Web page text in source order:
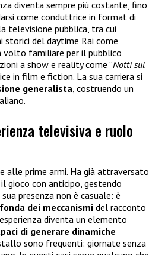
diventa sempre più costante, fino
come conduttrice in format di
televisione pubblica, tra cui
storici del daytime Rai come
volto familiare per il pubblico
a show e reality come “Notti sul
in film e fiction. La sua carriera si
generalista , costruendo un
televisiva e ruolo
alle prime armi. Ha già attraversato
gioco con anticipo, gestendo
presenza non è casuale: è
dei meccanismi del racconto
esperienza diventa un elemento
di generare dinamiche
sono frequenti: giornate senza